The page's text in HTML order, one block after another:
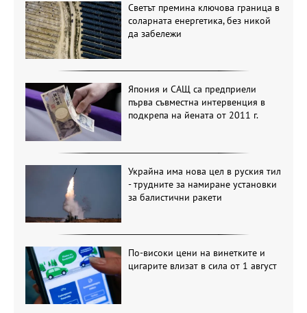
Светът премина ключова граница в
соларната енергетика, без никой
да забележи
Япония и САЩ са предприели
първа съвместна интервенция в
подкрепа на йената от 2011 г.
Украйна има нова цел в руския тил
- трудните за намиране установки
за балистични ракети
По-високи цени на винетките и
цигарите влизат в сила от 1 август